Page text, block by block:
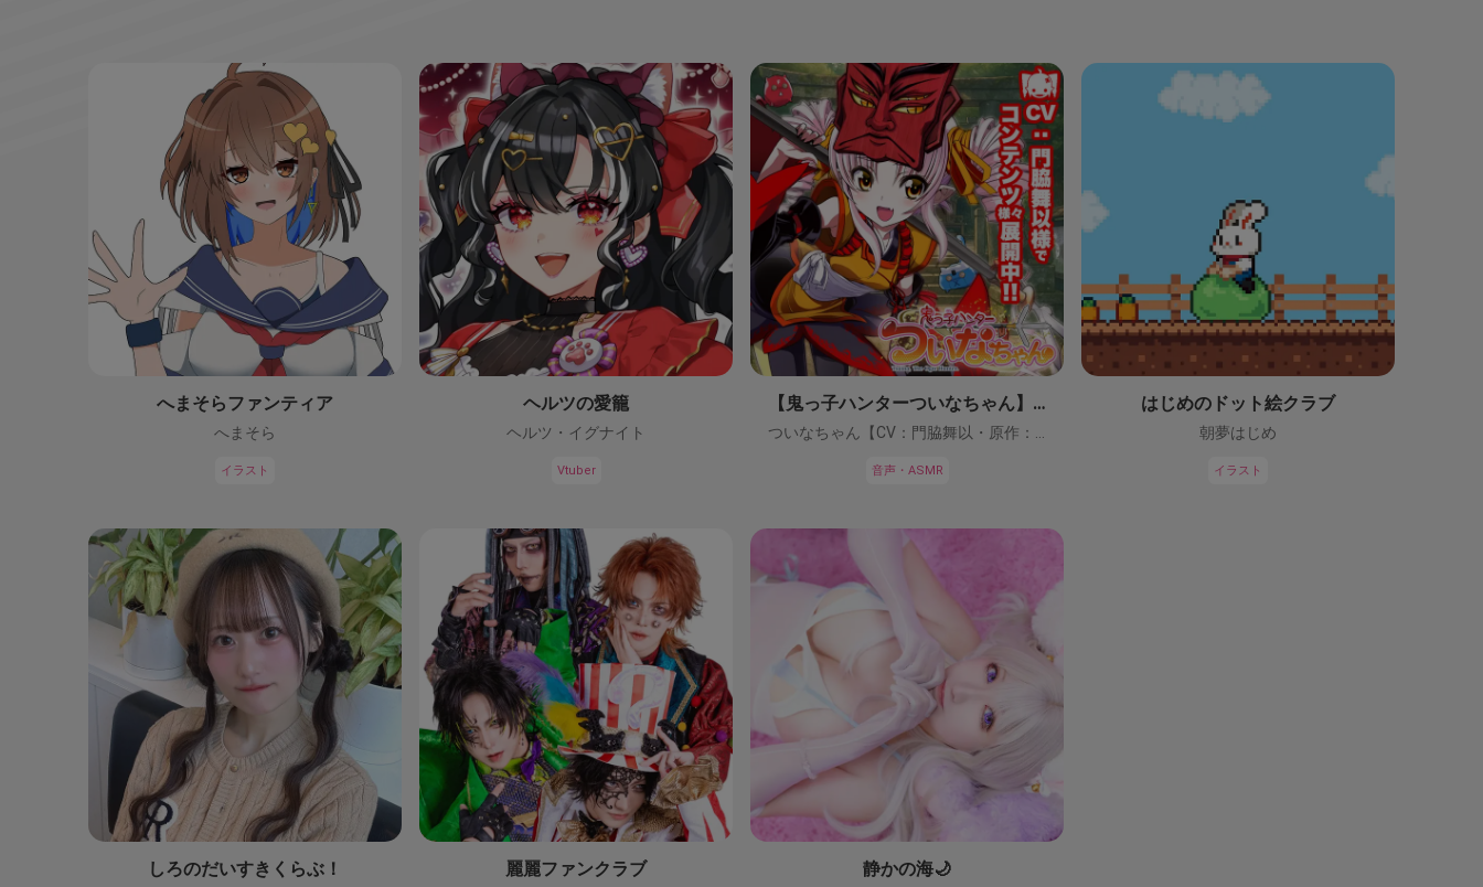
へまそらファンティア
へまそら
イラスト
ヘルツの愛籠
ヘルツ・イグナイト
Vtuber
【鬼っ子ハンターついなちゃん】（CV：門脇舞以）プロジェクト！
音声・ASMR
はじめのドット絵クラブ
朝夢はじめ
イラスト
しろのだいすきくらぶ！ 麗麗ファンクラブ 静かの海🌙